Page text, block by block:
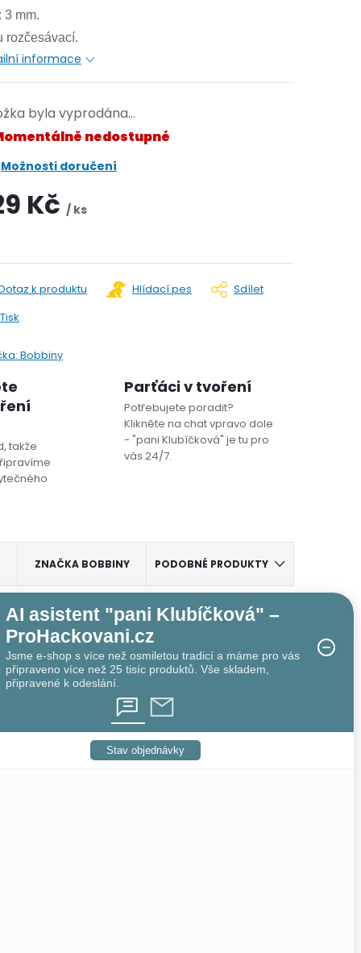
: 3 mm.
rozčesávací.
informace
byla vyprodána…
nedostupné
Možnosti doručení
Kč / ks
Tisk
k produktu Hlídací pes Sdílet
Bobbiny
takže
Parťáci v tvoření
Potřebujete poradit?
Klikněte na chat vpravo dole
- "pani Klubíčková" je tu pro
vás 24/7.
ZNAČKABOBBINY PODOBNÉ PRODUKTY
(drhání), ale lze s nimi i plést a háčkovat tak,
zobrazovat odlišně. Tuto vlastnost určují výrobci
AI asistent "pani Klubíčková" –
ProHackovani.cz
Jsme e-shop s více než osmiletou tradicí a máme pro vás
připraveno více než 25 tisíc produktů. Vše skladem,
připravené k odeslání.
Stav objednávky